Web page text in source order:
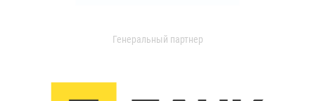
Генеральный партнер